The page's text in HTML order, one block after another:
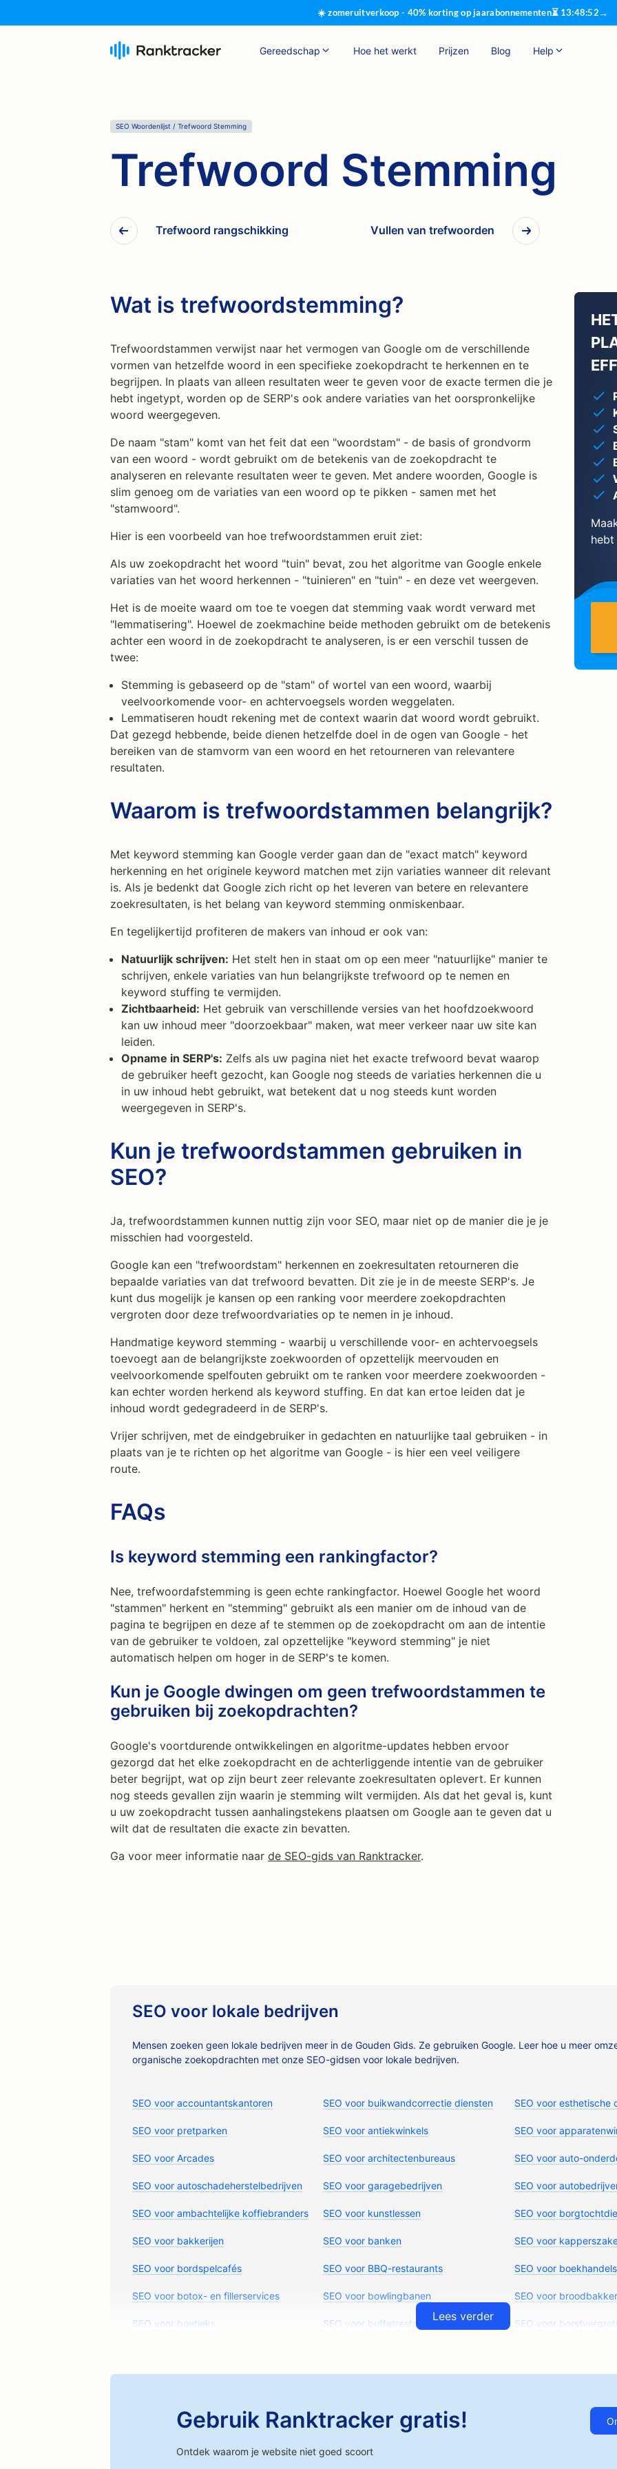
☀️ zomeruitverkoop - 40% korting op jaarabonnementen⏳ 13:48:51→
Gereedschap Hoe het werkt Prijzen Blog Help
SEO Woordenlijst / Trefwoord Stemming
Trefwoord Stemming
Trefwoord rangschikking Vullen van trefwoorden
Wat is trefwoordstemming?
Trefwoordstammen verwijst naar het vermogen van Google om de verschillende
vormen van hetzelfde woord in een specifieke zoekopdracht te herkennen en te
begrijpen. In plaats van alleen resultaten weer te geven voor de exacte termen die je
hebt ingetypt, worden op de SERP's ook andere variaties van het oorspronkelijke
woord weergegeven.
De naam "stam" komt van het feit dat een "woordstam" - de basis of grondvorm
van een woord - wordt gebruikt om de betekenis van de zoekopdracht te
analyseren en relevante resultaten weer te geven. Met andere woorden, Google is
slim genoeg om de variaties van een woord op te pikken - samen met het
"stamwoord".
Hier is een voorbeeld van hoe trefwoordstammen eruit ziet:
Als uw zoekopdracht het woord "tuin" bevat, zou het algoritme van Google enkele
variaties van het woord herkennen - "tuinieren" en "tuin" - en deze vet weergeven.
Het is de moeite waard om toe te voegen dat stemming vaak wordt verward met
"lemmatisering". Hoewel de zoekmachine beide methoden gebruikt om de betekenis
achter een woord in de zoekopdracht te analyseren, is er een verschil tussen de
twee:
Stemming is gebaseerd op de "stam" of wortel van een woord, waarbij
veelvoorkomende voor- en achtervoegsels worden weggelaten.
Lemmatiseren houdt rekening met de context waarin dat woord wordt gebruikt.
Dat gezegd hebbende, beide dienen hetzelfde doel in de ogen van Google - het
bereiken van de stamvorm van een woord en het retourneren van relevantere
resultaten.
Waarom is trefwoordstammen belangrijk?
Met keyword stemming kan Google verder gaan dan de "exact match" keyword
herkenning en het originele keyword matchen met zijn variaties wanneer dit relevant
is. Als je bedenkt dat Google zich richt op het leveren van betere en relevantere
zoekresultaten, is het belang van keyword stemming onmiskenbaar.
En tegelijkertijd profiteren de makers van inhoud er ook van:
Natuurlijk schrijven: Het stelt hen in staat om op een meer "natuurlijke" manier te
schrijven, enkele variaties van hun belangrijkste trefwoord op te nemen en
keyword stuffing te vermijden.
Zichtbaarheid: Het gebruik van verschillende versies van het hoofdzoekwoord
kan uw inhoud meer "doorzoekbaar" maken, wat meer verkeer naar uw site kan
leiden.
Opname in SERP's: Zelfs als uw pagina niet het exacte trefwoord bevat waarop
de gebruiker heeft gezocht, kan Google nog steeds de variaties herkennen die u
in uw inhoud hebt gebruikt, wat betekent dat u nog steeds kunt worden
weergegeven in SERP's.
Kun je trefwoordstammen gebruiken in
SEO?
Ja, trefwoordstammen kunnen nuttig zijn voor SEO, maar niet op de manier die je je
misschien had voorgesteld.
Google kan een "trefwoordstam" herkennen en zoekresultaten retourneren die
bepaalde variaties van dat trefwoord bevatten. Dit zie je in de meeste SERP's. Je
kunt dus mogelijk je kansen op een ranking voor meerdere zoekopdrachten
vergroten door deze trefwoordvariaties op te nemen in je inhoud.
Handmatige keyword stemming - waarbij u verschillende voor- en achtervoegsels
toevoegt aan de belangrijkste zoekwoorden of opzettelijk meervouden en
veelvoorkomende spelfouten gebruikt om te ranken voor meerdere zoekwoorden -
kan echter worden herkend als keyword stuffing. En dat kan ertoe leiden dat je
inhoud wordt gedegradeerd in de SERP's.
Vrijer schrijven, met de eindgebruiker in gedachten en natuurlijke taal gebruiken - in
plaats van je te richten op het algoritme van Google - is hier een veel veiligere
route.
FAQs
Is keyword stemming een rankingfactor?
Nee, trefwoordafstemming is geen echte rankingfactor. Hoewel Google het woord
"stammen" herkent en "stemming" gebruikt als een manier om de inhoud van de
pagina te begrijpen en deze af te stemmen op de zoekopdracht om aan de intentie
van de gebruiker te voldoen, zal opzettelijke "keyword stemming" je niet
automatisch helpen om hoger in de SERP's te komen.
Kun je Google dwingen om geen trefwoordstammen te
gebruiken bij zoekopdrachten?
Google's voortdurende ontwikkelingen en algoritme-updates hebben ervoor
gezorgd dat het elke zoekopdracht en de achterliggende intentie van de gebruiker
beter begrijpt, wat op zijn beurt zeer relevante zoekresultaten oplevert. Er kunnen
nog steeds gevallen zijn waarin je stemming wilt vermijden. Als dat het geval is, kunt
u uw zoekopdracht tussen aanhalingstekens plaatsen om Google aan te geven dat u
wilt dat de resultaten die exacte zin bevatten.
Ga voor meer informatie naar de SEO-gids van Ranktracker.
SEO voor lokale bedrijven
Mensen zoeken geen lokale bedrijven meer in de Gouden Gids. Ze gebruiken Google. Leer hoe u meer
organische zoekopdrachten met onze SEO-gidsen voor lokale bedrijven.
SEO voor accountantskantoren SEO voor buikwandcorrectie diensten SEO voor esthetische
SEO voor pretparken SEO voor antiekwinkels SEO voor
SEO voor Arcades SEO voor architectenbureaus SEO voor auto-
SEO voor autoschadeherstelbedrijven SEO voor garagebedrijven SEO voor
SEO voor ambachtelijke koffiebranders SEO voor kunstlessen SEO voor
SEO voor bakkerijen SEO voor banken SEO voor
SEO voor bordspelcafés SEO voor BBQ-restaurants SEO voor boekhandels
SEO voor botox- en fillerservices SEO voor bowlingbanen SEO voor
SEO voor boetieks SEO voor buffetrestaurants SEO voor
SEO voor kattencafés
SEO voor chiropractors SEO voor
SEO voor chemische peelingdiensten SEO voor cosmetische chirurgen
Lees verder
Gebruik Ranktracker gratis!
Ontdek waarom je website niet goed scoort